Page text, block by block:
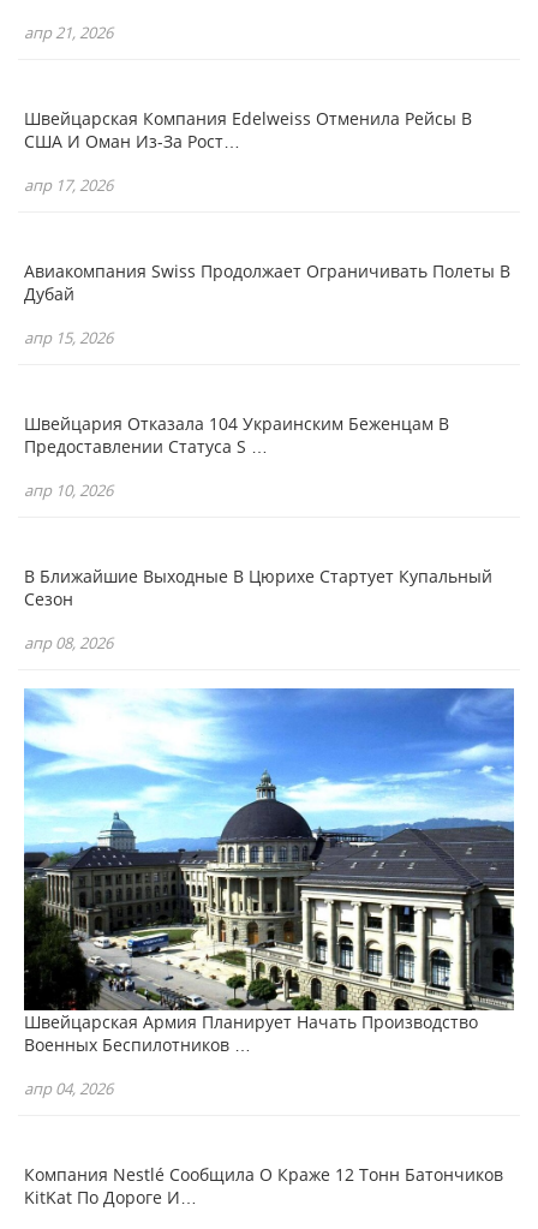
апр 21, 2026
Швейцарская Компания Edelweiss Отменила Рейсы В
США И Оман Из-За Рост…
апр 17, 2026
Авиакомпания Swiss Продолжает Ограничивать Полеты В
Дубай
апр 15, 2026
Швейцария Отказала 104 Украинским Беженцам В
Предоставлении Статуса S …
апр 10, 2026
В Ближайшие Выходные В Цюрихе Стартует Купальный
Сезон
апр 08, 2026
Швейцарская Армия Планирует Начать Производство
Военных Беспилотников …
апр 04, 2026
Компания Nestlé Сообщила О Краже 12 Тонн Батончиков
KitKat По Дороге И…